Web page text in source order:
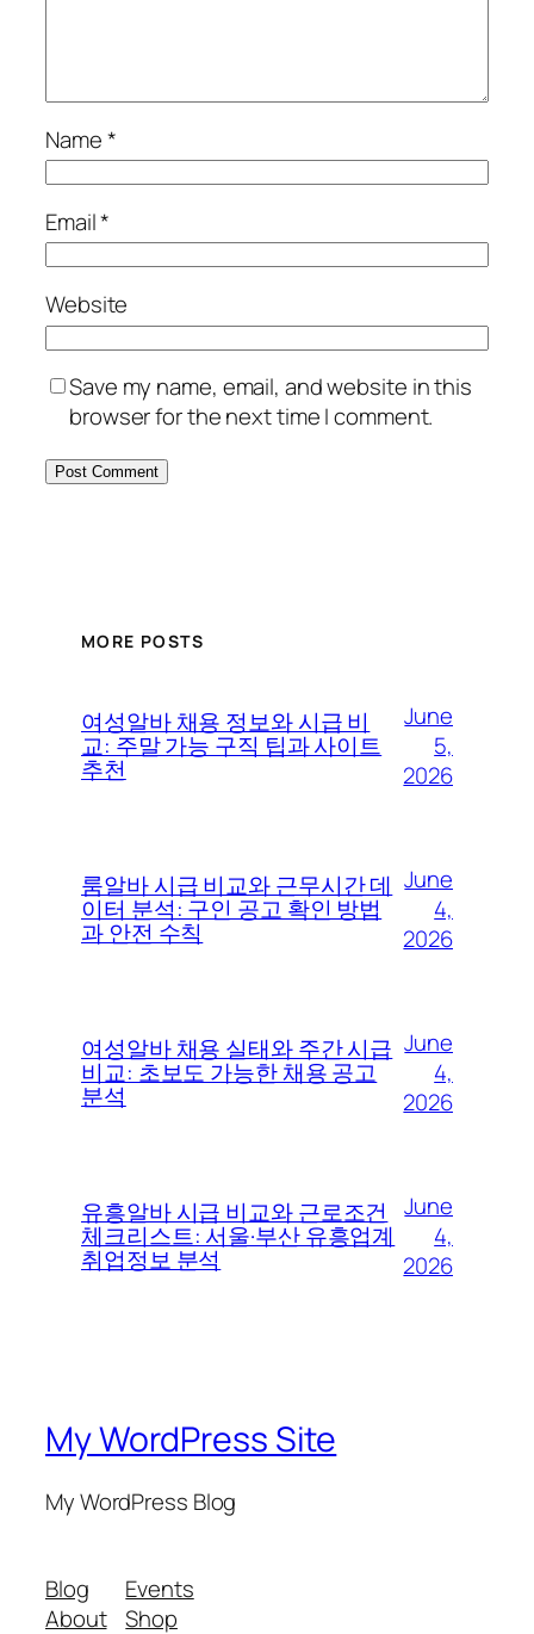
Name*
Email*
Website
Save my name, email, and website in this
browser for the next time I comment.
MORE POSTS
여성알바 채용 정보와 시급 비
교: 주말 가능 구직 팁과 사이트
추천
June
5,
2026
룸알바 시급 비교와 근무시간 데
이터 분석: 구인 공고 확인 방법
과 안전 수칙
June
4,
2026
여성알바 채용 실태와 주간 시급
비교: 초보도 가능한 채용 공고
분석
June
4,
2026
유흥알바 시급 비교와 근로조건
체크리스트: 서울·부산 유흥업계
취업정보 분석
June
4,
2026
My WordPress Site
My WordPress Blog
Blog
About
Events
Shop